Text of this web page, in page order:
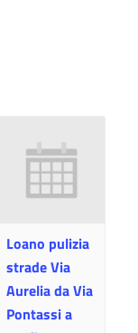
Loano pulizia
strade Via
Aurelia da Via
Pontassi a